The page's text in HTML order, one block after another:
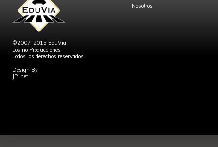
©2007-2015 EduVia
Losino Producciones
Todos los derechos reservados.
Design By
JPLnet
Nosotros